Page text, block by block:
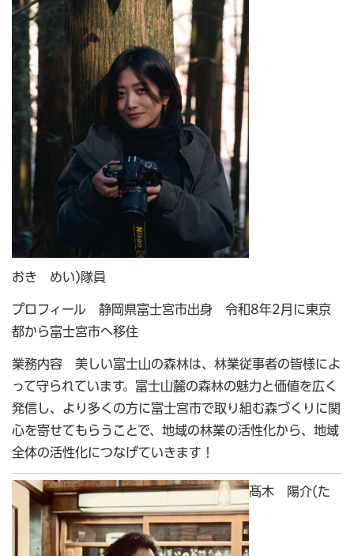
おき めい)隊員
プロフィール 静岡県富士宮市出身 令和8年2月に東京
都から富士宮市へ移住
業務内容 美しい富士山の森林は、林業従事者の皆様によ
って守られています。富士山麓の森林の魅力と価値を広く
発信し、より多くの方に富士宮市で取り組む森づくりに関
心を寄せてもらうことで、地域の林業の活性化から、地域
全体の活性化につなげていきます！
髙木 陽介(た